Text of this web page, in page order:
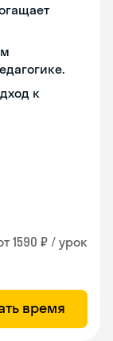
к
1590 ₽ / урок
время